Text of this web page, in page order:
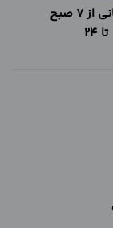
پشتیبانی از 7 صبح
تا 24